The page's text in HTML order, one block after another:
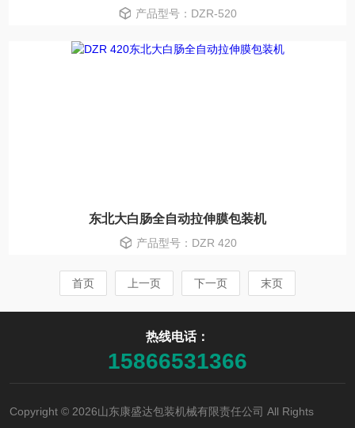
产品型号：DZR-520
东北大白肠全自动拉伸膜包装机
产品型号：DZR 420
首页 上一页 下一页 末页
热线电话：
15866531366
Copyright © 2026山东康盛达包装机械有限责任公司 All Rights